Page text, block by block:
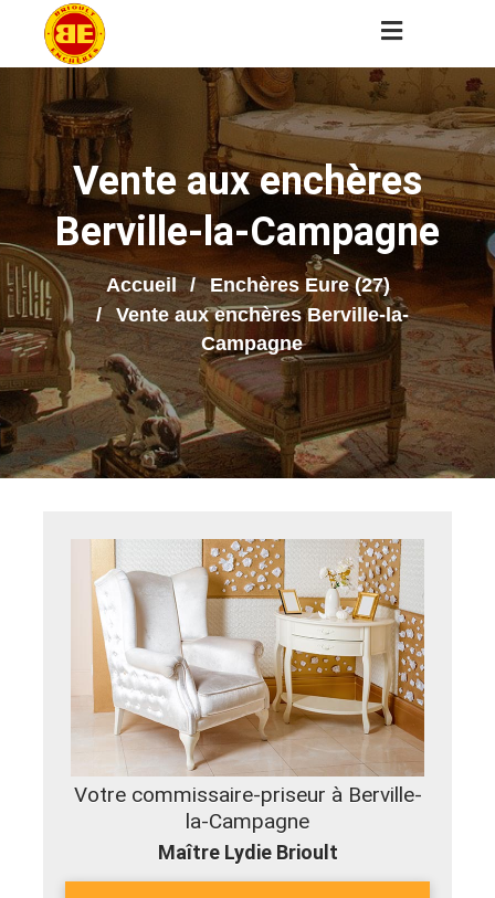
Vente aux enchères
Berville-la-Campagne
Accueil
Enchères Eure (27)
Vente aux enchères Berville-la-
Campagne
Votre commissaire-priseur à Berville-
la-Campagne
Maître Lydie Brioult